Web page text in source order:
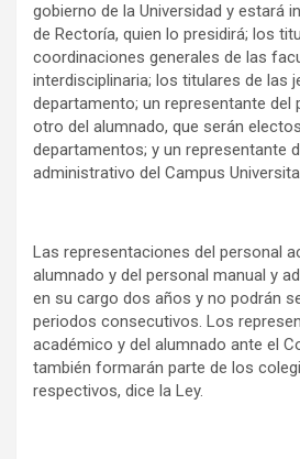
gobierno de la Universidad y estará
de Rectoría, quien lo presidirá; los
coordinaciones generales de las
interdisciplinaria; los titulares de las
departamento; un representante del
otro del alumnado, que serán
departamentos; y un representante
administrativo del Campus
Las representaciones del personal
alumnado y del personal manual y
en su cargo dos años y no podrán
periodos consecutivos. Los
académico y del alumnado ante el
también formarán parte de los
respectivos, dice la Ley.